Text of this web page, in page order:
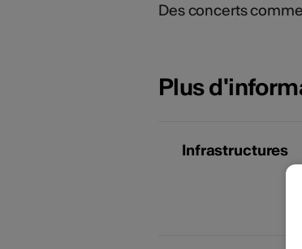
Des concerts
Plus
Infrastructures